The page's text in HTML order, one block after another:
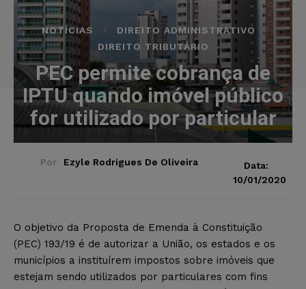
NOTÍCIAS
DIREITO ADMINISTRATIVO
DIREITO TRIBUTÁRIO
PEC permite cobrança de
IPTU quando imóvel público
for utilizado por particular
Por Ezyle Rodrigues De Oliveira
Data:
10/01/2020
O objetivo da Proposta de Emenda à Constituição
(PEC) 193/19 é de autorizar a União, os estados e os
municípios a instituírem impostos sobre imóveis que
estejam sendo utilizados por particulares com fins